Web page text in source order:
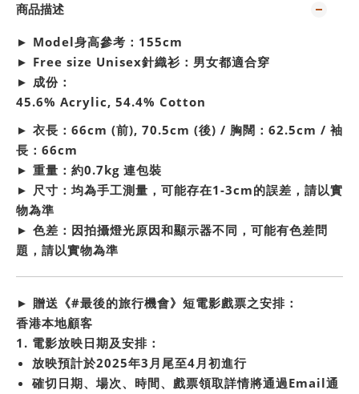
商品描述
► Model身高參考：155cm
► Free size Unisex針織衫：男女都適合穿
► 成份：
45.6% Acrylic, 54.4% Cotton
► 衣長： 66cm (前), 70.5cm (後) / 胸闊：62.5cm / 袖
長：66cm
► 重量： 約0.7kg 連包裝
► 尺寸：均為手工測量，可能存在1-3cm的誤差，請以實
物為準
► 色差： 因拍攝燈光原因和顯示器不同，可能有色差問
題，請以實物為準
► 贈送《#最後的旅行機會》短電影戲票之安排：
香港本地顧客
1. 電影放映日期及安排：
放映預計於2025年3月尾至4月初進行
確切日期、場次、時間、戲票領取詳情將通過Email通